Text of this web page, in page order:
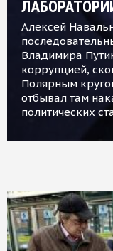
Алексей
Владимира
коррупцией,
Полярным
отбывал там
политических